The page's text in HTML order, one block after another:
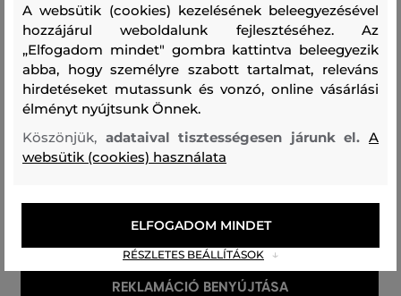
A REKLAMÁCIÓ
ELINTÉZÉSE
Az elfogadott reklamáció a
reklamált áru raktárunkba
történő beérkezésétől számított
30 napon belül kerül elintézésre –
javítással, cserével vagy
vagy csere nem lehetséges.
Kitölti az egyszerű reklamációs űrlapot.
REKLAMÁCIÓ BENYÚJTÁSA
A websütik (cookies) kezelésének beleegyezésével
hozzájárul weboldalunk fejlesztéséhez. Az
„Elfogadom mindet" gombra kattintva beleegyezik
abba, hogy személyre szabott tartalmat, releváns
hirdetéseket mutassunk és vonzó, online vásárlási
élményt nyújtsunk Önnek.
Köszönjük, adataival tisztességesen járunk el.A
websütik (cookies) használata
RÉSZLETES BEÁLLÍTÁSOK
ELFOGADOM MINDET